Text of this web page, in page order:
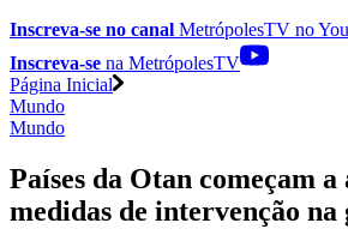
Inscreva-se no canal MetrópolesTV no
Inscreva-se na MetrópolesTV
Página Inicial
Mundo
Mundo
Países da Otan começam
medidas de intervenção na